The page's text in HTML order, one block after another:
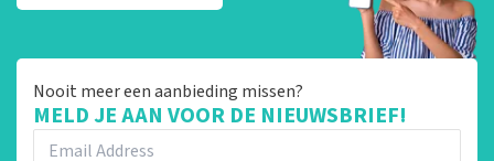
Nooit meer een aanbieding missen?
MELD JE AAN VOOR DE NIEUWSBRIEF!